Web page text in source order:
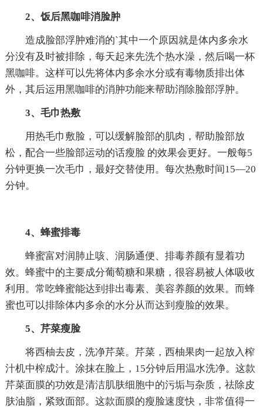
2、饭后黑咖啡消脸肿
造成脸部浮肿难消的`其中一个原因就是体内多余水
分没有及时被排除，每天起来先洗个热水澡，然后喝一杯
黑咖啡。这样可以先将体内多余水分或有毒物质排出体
外，其后运用黑咖啡的消肿功能来帮助消除脸部浮肿。
3、毛巾热敷
用热毛巾敷脸，可以缓解脸部的肌肉，帮助脸部放
松，配合一些脸部运动的话瘦脸 的效果会更好。一般每5
分钟更换一次毛巾，最好交替使用。每次热敷时间15—20
分钟。
4、蜂蜜排毒
蜂蜜富对润肺止咳、润肠通便、排毒养颜有显着功
效。蜂蜜中的主要成分葡萄糖和果糖，很容易被人体吸收
利用。常吃蜂蜜能达到排出毒素、美容养颜的效果。而蜂
蜜也可以排除体内多余的水分从而达到瘦脸的效果。
5、芹菜瘦脸
将西柚去皮，洗净芹菜。芹菜，西柚果肉一起放入榨
汁机中榨成汁。涂抹在脸上，15分钟后用温水洗净。这款
芹菜面膜的功效是清洁肌肤细胞中的污垢与杂质，祛除皮
肤油脂，紧致面部。这款面膜的瘦脸速度快，非常值得一